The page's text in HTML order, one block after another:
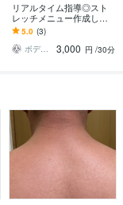
リアルタイム指導◎スト
レッチメニュー作成しま
す ビデオ通話でストレッ
チ指導＆フォームチェッ
ク
5.0 (3)
ボディトレーナーSHIORI
3,000 円 /30分